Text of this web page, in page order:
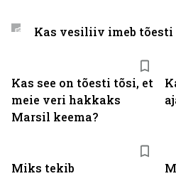
Kas see on tõesti tõsi, et
meie veri hakkaks
Marsil keema?
Miks tekib
Kas vesiliiv imeb tõesti